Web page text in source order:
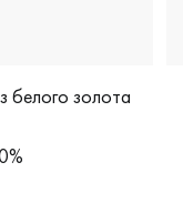
белого золота